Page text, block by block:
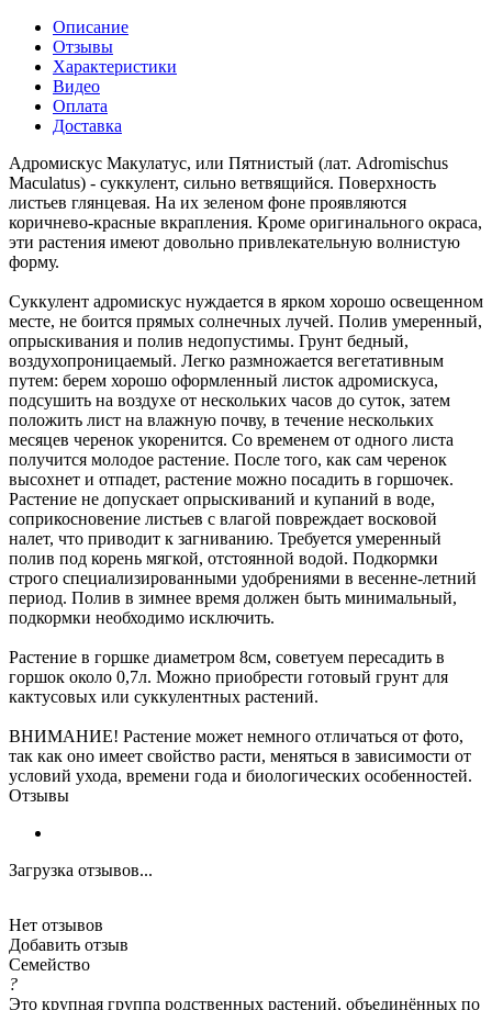
Описание
Отзывы
Характеристики
Видео
Оплата
Доставка
Адромискус Макулатус, или Пятнистый (лат. Adromischus
Maculatus) - суккулент, сильно ветвящийся. Поверхность
листьев глянцевая. На их зеленом фоне проявляются
коричнево-красные вкрапления. Кроме оригинального окраса,
эти растения имеют довольно привлекательную волнистую
форму.
Суккулент адромискус нуждается в ярком хорошо освещенном
месте, не боится прямых солнечных лучей. Полив умеренный,
опрыскивания и полив недопустимы. Грунт бедный,
воздухопроницаемый. Легко размножается вегетативным
путем: берем хорошо оформленный листок адромискуса,
подсушить на воздухе от нескольких часов до суток, затем
положить лист на влажную почву, в течение нескольких
месяцев черенок укоренится. Со временем от одного листа
получится молодое растение. После того, как сам черенок
высохнет и отпадет, растение можно посадить в горшочек.
Растение не допускает опрыскиваний и купаний в воде,
соприкосновение листьев с влагой повреждает восковой
налет, что приводит к загниванию. Требуется умеренный
полив под корень мягкой, отстоянной водой. Подкормки
строго специализированными удобрениями в весенне-летний
период. Полив в зимнее время должен быть минимальный,
подкормки необходимо исключить.
Растение в горшке диаметром 8см, советуем пересадить в
горшок около 0,7л. Можно приобрести готовый грунт для
кактусовых или суккулентных растений.
ВНИМАНИЕ! Растение может немного отличаться от фото,
так как оно имеет свойство расти, меняться в зависимости от
условий ухода, времени года и биологических особенностей.
Отзывы
Загрузка отзывов...
Нет отзывов
Добавить отзыв
Семейство
?
Это крупная группа родственных растений, объединённых по